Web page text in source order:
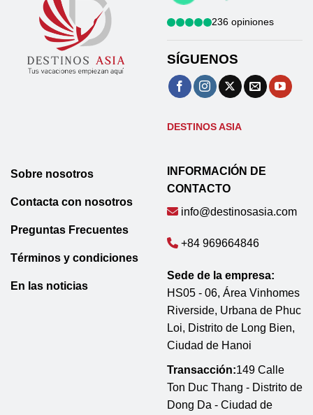
236 opiniones
SÍGUENOS
DESTINOS ASIA
Sobre nosotros
Contacta con nosotros
Preguntas Frecuentes
Términos y condiciones
En las noticias
INFORMACIÓN DE
CONTACTO
info@destinosasia.com
+84 969664846
Sede de la empresa:
HS05 - 06, Área Vinhomes
Riverside, Urbana de Phuc
Loi, Distrito de Long Bien,
Ciudad de Hanoi
Transacción:149 Calle
Ton Duc Thang - Distrito de
Dong Da - Ciudad de